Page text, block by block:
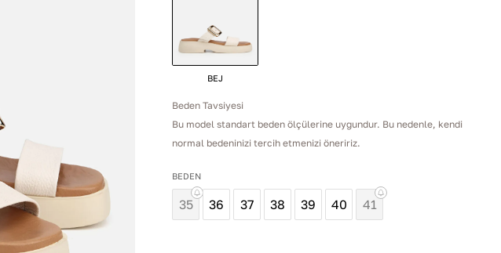
BEJ
Beden Tavsiyesi
Bu model standart beden ölçülerine uygundur. Bu nedenle, kendi
normal bedeninizi tercih etmenizi öneririz.
BEDEN
35 36 37 38 39 40 41